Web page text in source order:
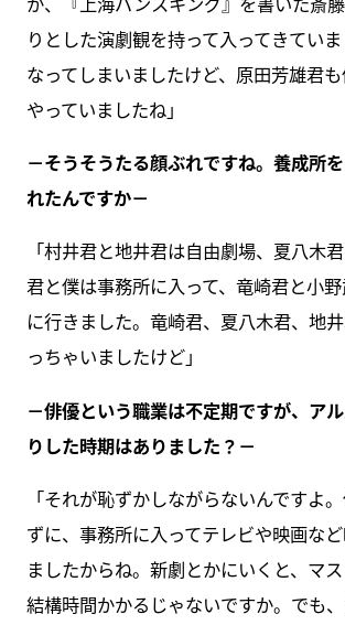
りとした演劇観を持って入ってきてい
なってしまいましたけど、原田芳雄君
やっていましたね」
－そうそうたる顔ぶれですね。養成所
れたんですか－
「村井君と地井君は自由劇場、夏八木
君と僕は事務所に入って、竜崎君と小
に行きました。竜崎君、夏八木君、地
っちゃいましたけど」
－俳優という職業は不定期ですが、ア
りした時期はありました？－
「それが恥ずかしながらないんですよ
ずに、事務所に入ってテレビや映画な
ましたからね。新劇とかにいくと、マ
結構時間かかるじゃないですか。でも